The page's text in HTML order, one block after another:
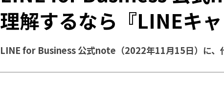
理解するなら『LINEキャ
LINE for Business 公式note（2022年11月15日）に、